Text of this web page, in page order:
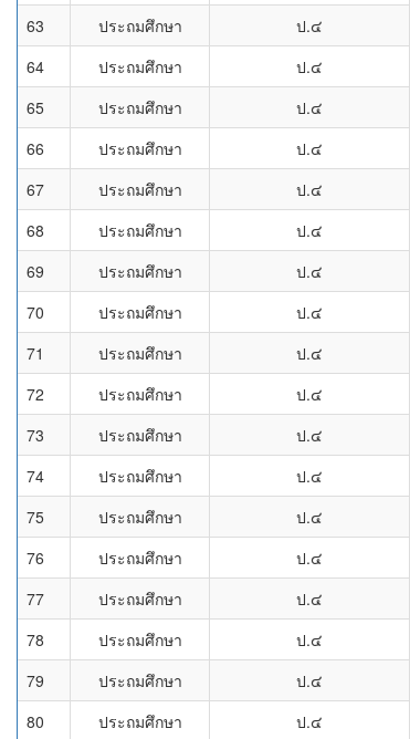
63
ประถมศึกษา ป.๔
64
ประถมศึกษา ป.๔
65
ประถมศึกษา ป.๔
66
ประถมศึกษา ป.๔
67
ประถมศึกษา ป.๔
68
ประถมศึกษา ป.๔
69
ประถมศึกษา ป.๔
70
ประถมศึกษา ป.๔
71
ประถมศึกษา ป.๔
72
ประถมศึกษา ป.๔
73
ประถมศึกษา ป.๔
74
ประถมศึกษา ป.๔
75
ประถมศึกษา ป.๔
76
ประถมศึกษา ป.๔
77
ประถมศึกษา ป.๔
78
ประถมศึกษา ป.๔
79
ประถมศึกษา ป.๔
80
ประถมศึกษา ป.๔